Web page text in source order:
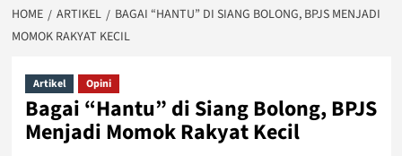
HOME ARTIKEL
BAGAI “HANTU” DI SIANG BOLONG, BPJS MENJADI
MOMOK RAKYAT KECIL
Artikel Opini
Bagai “Hantu” di Siang Bolong, BPJS
Menjadi Momok Rakyat Kecil